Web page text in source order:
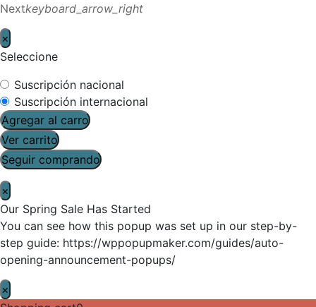
Nextkeyboard_arrow_right
×
Seleccione
Suscripción nacional
Suscripción internacional
Agregar al carro
Ver carrito
Seguir comprando
×
Our Spring Sale Has Started
You can see how this popup was set up in our step-by-
step guide: https://wppopupmaker.com/guides/auto-
opening-announcement-popups/
×